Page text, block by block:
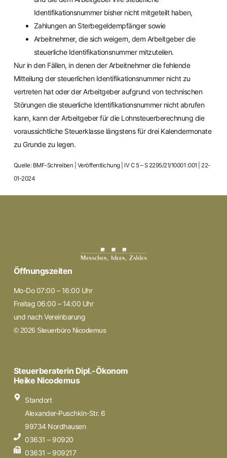
Identifikationsnummer bisher nicht mitgeteilt haben,
Zahlungen an Sterbegeldempfänger sowie
Arbeitnehmer, die sich weigern, dem Arbeitgeber die
steuerliche Identifikationsnummer mitzuteilen.
Nur in den Fällen, in denen der Arbeitnehmer die fehlende
Mitteilung der steuerlichen Identifikationsnummer nicht zu
vertreten hat oder der Arbeitgeber aufgrund von technischen
Störungen die steuerliche Identifikationsnummer nicht abrufen
kann, kann der Arbeitgeber für die Lohnsteuerberechnung die
voraussichtliche Steuerklasse längstens für drei Kalendermonate
zu Grunde zu legen.
Quelle: BMF-Schreiben | Veröffentlichung | IV C 5 – S 2295/21/10001 :001 | 22-
01-2024
Öffnungszeiten
Mo-Do 07:00 – 16:00 Uhr
Freitag 06:00 – 14:00 Uhr
und nach Vereinbarung
© 2026 Steuerbüro Nicodemus
Steuerberaterin Dipl.-Ökonom
Heike Nicodemus
Standort
Alexander-Puschkin-Str. 6
99734 Nordhausen
03631 – 90920
03631 – 909217